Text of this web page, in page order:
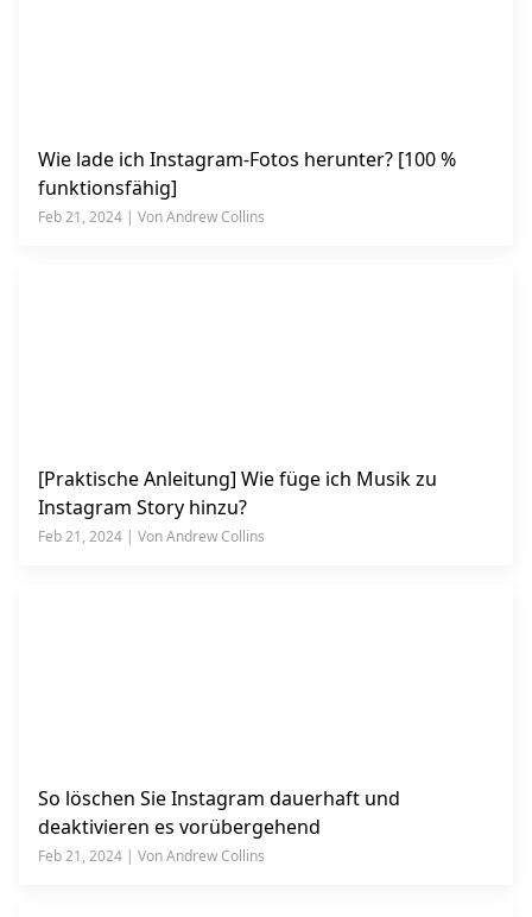
Wie lade ich Instagram-Fotos herunter? [100 %
funktionsfähig]
Feb 21, 2024 | Von Andrew Collins
[Praktische Anleitung] Wie füge ich Musik zu
Instagram Story hinzu?
Feb 21, 2024 | Von Andrew Collins
So löschen Sie Instagram dauerhaft und
deaktivieren es vorübergehend
Feb 21, 2024 | Von Andrew Collins